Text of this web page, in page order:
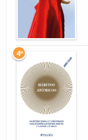
4º